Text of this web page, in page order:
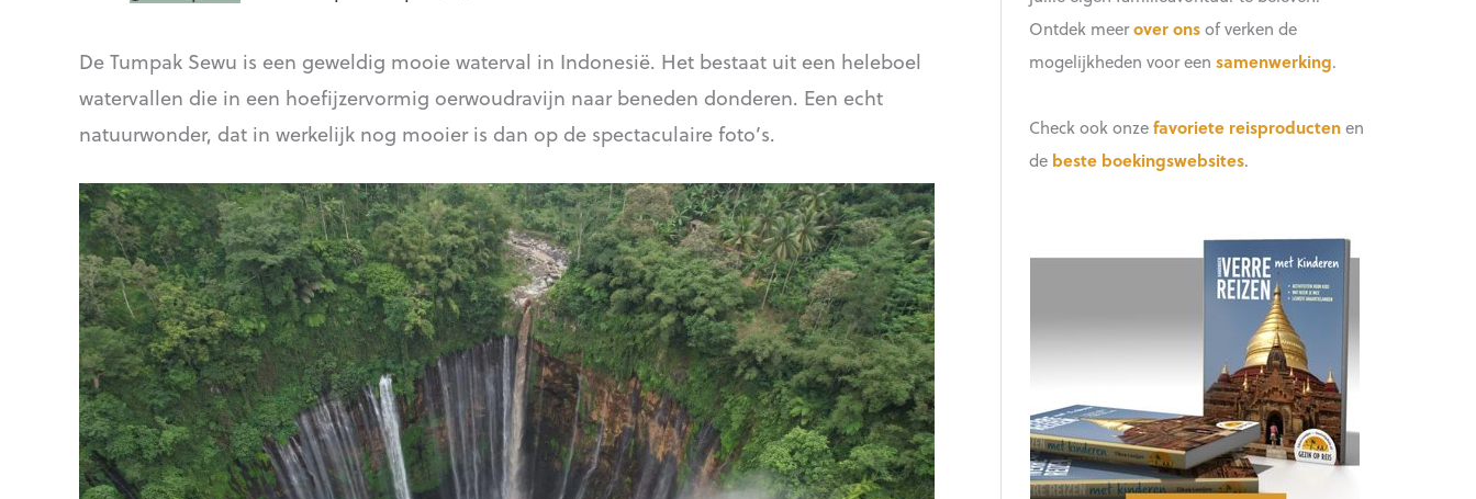
De Tumpak Sewu is een geweldig mooie waterval in Indonesië. Het bestaat uit een heleboel
watervallen die in een hoefijzervormig oerwoudravijn naar beneden donderen. Een echt
natuurwonder, dat in werkelijk nog mooier is dan op de spectaculaire foto’s.
Ontdek meerover onsof verken de
mogelijkheden voor een samenwerking.
Check ook onzefavoriete reisproductenen
de beste boekingswebsites.